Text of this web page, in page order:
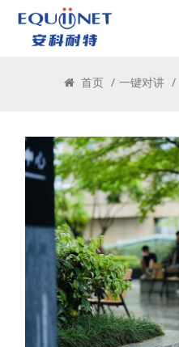
首页 / 一键对讲 /